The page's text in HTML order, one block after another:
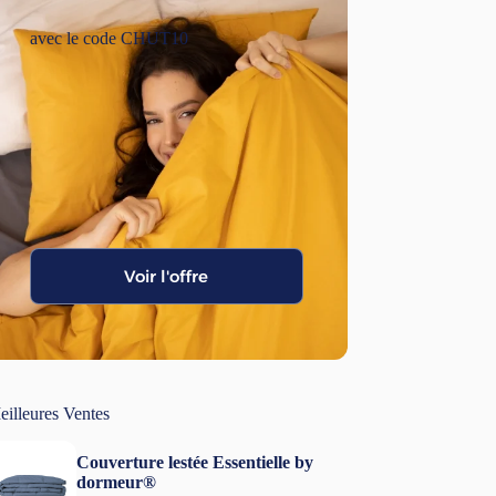
avec le code CHUT10
Voir l'offre
Ventes
Couverture lestée Essentielle by
dormeur®